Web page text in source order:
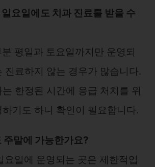
요일에도 치과 진료를 받을 수
평일과 토요일까지만 운영되
진료하지 않는 경우가 많습니다.
한정된 시간에 응급 처치를 위
기도 하니 확인이 필요합니다.
주말에 가능한가요?
요일에 운영되는 곳은 제한적입